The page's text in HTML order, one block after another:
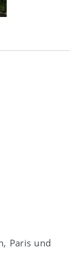
Paris und